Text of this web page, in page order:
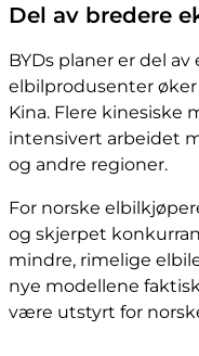
Del av bredere
BYDs planer er del
elbilprodusenter
Kina. Flere kinesiske
intensivert arbeidet
og andre regioner.
For norske
og skjerpet
mindre, rimelige
nye modellene
være utstyrt for